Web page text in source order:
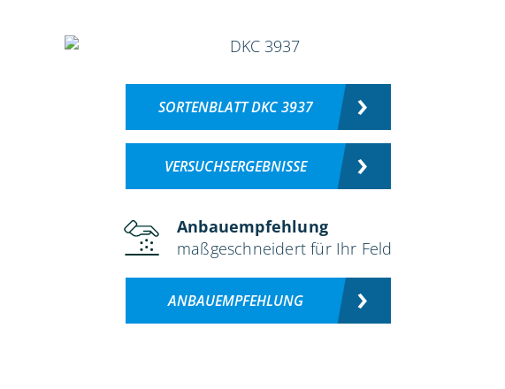
SORTENBLATT DKC 3937
VERSUCHSERGEBNISSE
Anbauempfehlung
maßgeschneidert für Ihr Feld
ANBAUEMPFEHLUNG